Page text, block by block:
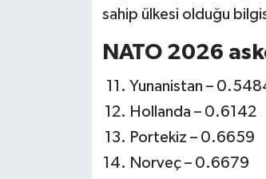
sahip ülkesi olduğu
NATO 2026
Yunanistan –
Hollanda – 0.6142
Portekiz – 0.6659
Norveç – 0.6679